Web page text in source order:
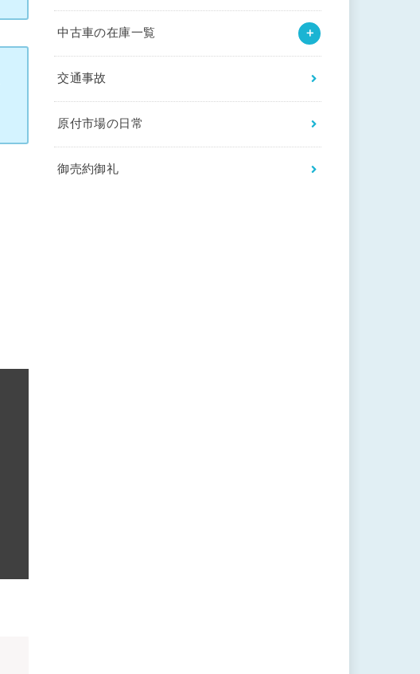
中古車の在庫一覧
交通事故
原付市場の日常
御売約御礼